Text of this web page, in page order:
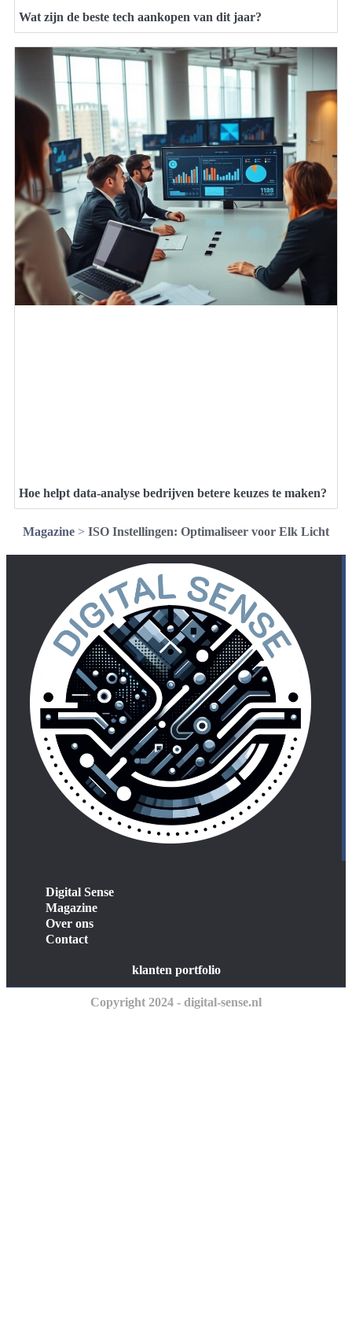
Wat zijn de beste tech aankopen van dit jaar?
Hoe helpt data-analyse bedrijven betere keuzes te maken?
Magazine > ISO Instellingen: Optimaliseer voor Elk Licht
Digital Sense
Magazine
Over ons
Contact
klanten portfolio
Copyright 2024 - digital-sense.nl